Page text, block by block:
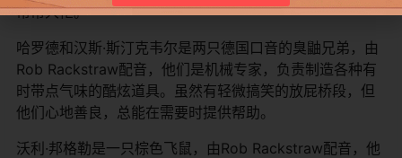
常帮大忙。
哈罗德和汉斯·斯汀克韦尔是两只德国口音的臭鼬兄弟，由
Rob Rackstraw配音，他们是机械专家，负责制造各种有
时带点气味的酷炫道具。虽然有轻微搞笑的放屁桥段，但
他们心地善良，总能在需要时提供帮助。
沃利·邦格勒是一只棕色飞鼠，由Rob Rackstraw配音，他